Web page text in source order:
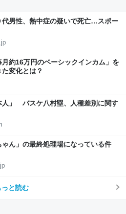
代男性、熱中症の疑いで死亡…スポー
約16万円のベーシックインカム」を
変化とは？
人」 バスケ八村塁、人種差別に関す
ん」の最終処理場になっている件
と読む